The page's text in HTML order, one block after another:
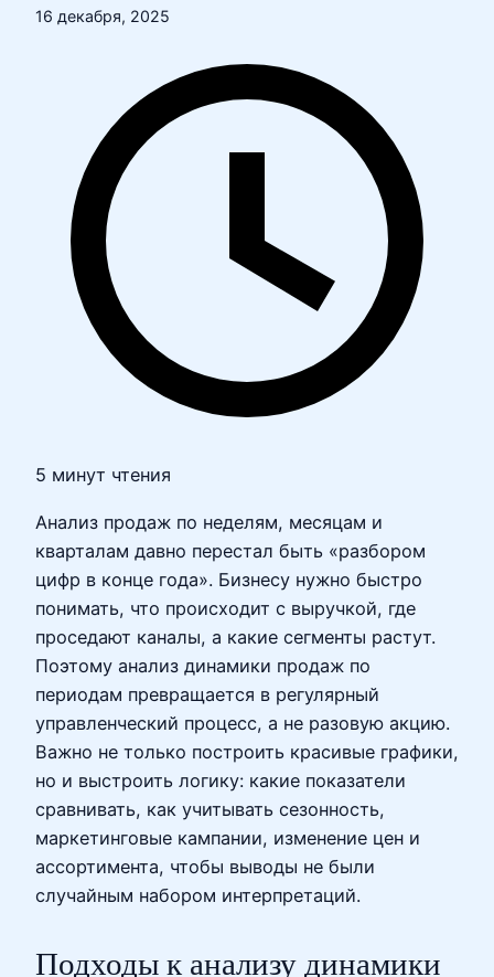
16 декабря, 2025
5 минут чтения
Анализ продаж по неделям, месяцам и
кварталам давно перестал быть «разбором
цифр в конце года». Бизнесу нужно быстро
понимать, что происходит с выручкой, где
проседают каналы, а какие сегменты растут.
Поэтому анализ динамики продаж по
периодам превращается в регулярный
управленческий процесс, а не разовую акцию.
Важно не только построить красивые графики,
но и выстроить логику: какие показатели
сравнивать, как учитывать сезонность,
маркетинговые кампании, изменение цен и
ассортимента, чтобы выводы не были
случайным набором интерпретаций.
Подходы к анализу динамики